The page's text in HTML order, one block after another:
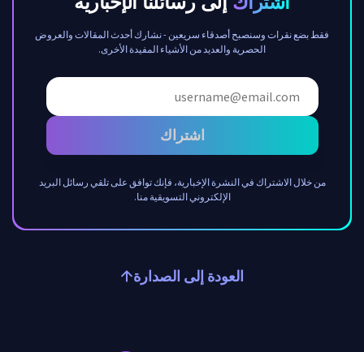
فقط بضع نقرات وسنصبح أصدقاء سريعين - نشارك أحدث المقالات والعروض
الحصرية والعديد من الأشياء المفيدة الأخرى.
اشتراك
من خلال الاشتراك في النشرة الإخبارية، فإنك توافق على تلقي رسائل البريد
الإلكتروني التسويقية منا.
العودة إلى الصدارة